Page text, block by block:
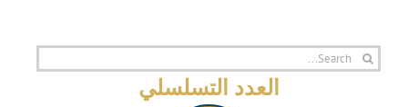
Search
العدد التسلسلي